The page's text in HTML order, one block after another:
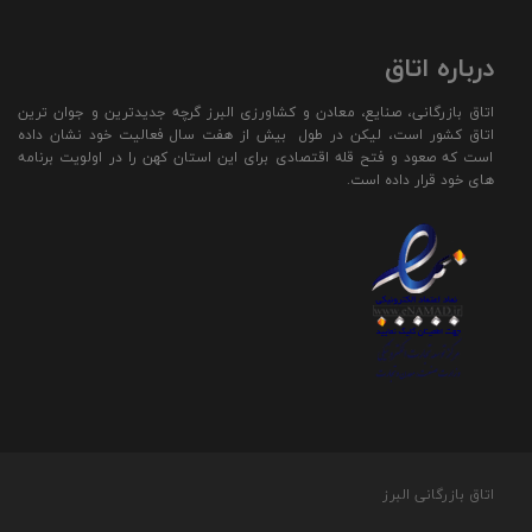
درباره اتاق
اتاق بازرگانی، صنایع، معادن و کشاورزی البرز گرچه جدیدترین و جوان ترین
اتاق کشور است، لیکن در طول بیش از هفت سال فعالیت خود نشان داده
است که صعود و فتح قله اقتصادی برای این استان کهن را در اولویت برنامه
های خود قرار داده است.
اتاق بازرگانی البرز